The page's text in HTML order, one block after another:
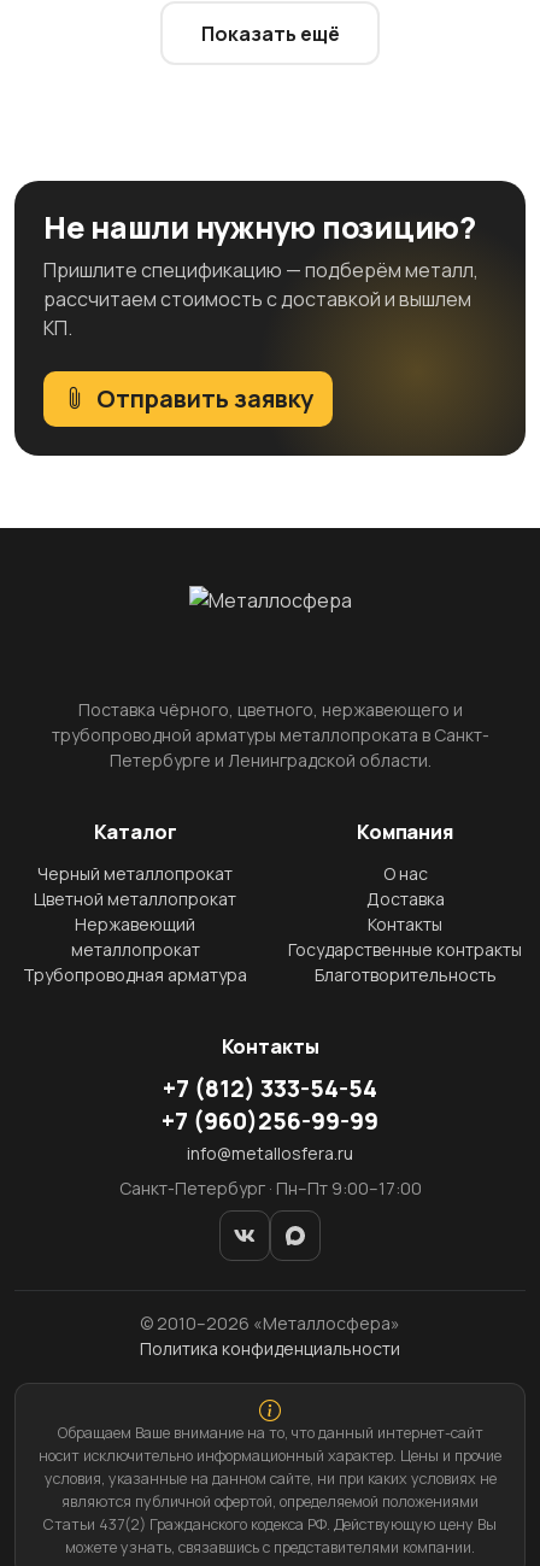
Показать ещё
Не нашли нужную позицию?
Пришлите спецификацию — подберём металл,
рассчитаем стоимость с доставкой и вышлем
КП.
Отправить заявку
Поставка чёрного, цветного, нержавеющего и
трубопроводной арматуры металлопроката в Санкт-
Петербурге и Ленинградской области.
Каталог
Черный металлопрокат
Цветной металлопрокат
Нержавеющий
металлопрокат
Трубопроводная арматура
Компания
О нас
Доставка
Контакты
Государственные контракты
Благотворительность
Контакты
+7 (812) 333-54-54
+7 (960)256-99-99
info@metallosfera.ru
Санкт-Петербург · Пн–Пт 9:00–17:00
© 2010–2026 «Металлосфера»
Политика конфиденциальности
Обращаем Ваше внимание на то, что данный интернет-сайт
носит исключительно информационный характер. Цены и прочие
условия, указанные на данном сайте, ни при каких условиях не
являются публичной офертой, определяемой положениями
Статьи 437(2) Гражданского кодекса РФ. Действующую цену Вы
можете узнать, связавшись с представителями компании.